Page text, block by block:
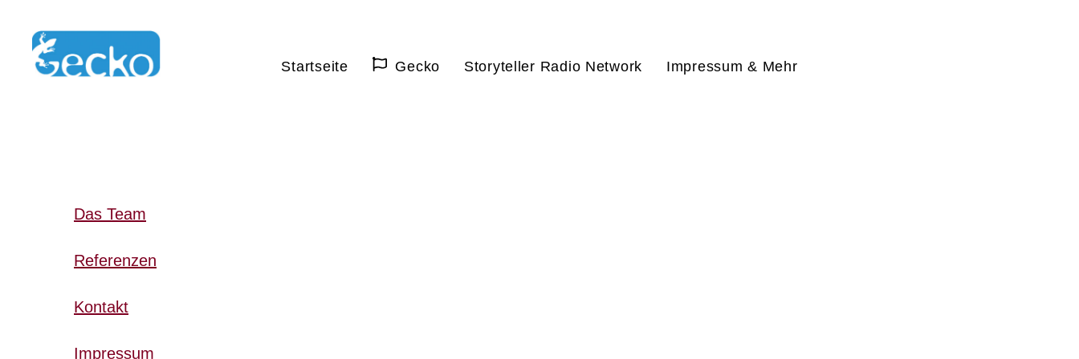
content
Startseite Gecko Storyteller Radio Network Impressum & Mehr
Das Team
Referenzen
Kontakt
Impressum